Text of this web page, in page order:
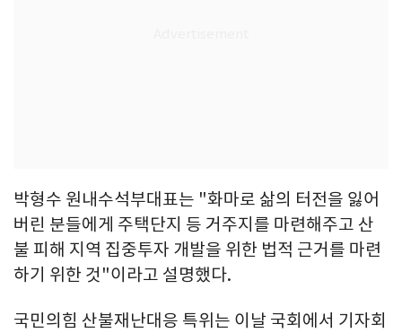
박형수 원내수석부대표는 "화마로 삶의 터전을 잃어
버린 분들에게 주택단지 등 거주지를 마련해주고 산
불 피해 지역 집중투자 개발을 위한 법적 근거를 마련
하기 위한 것"이라고 설명했다.
국민의힘 산불재난대응 특위는 이날 국회에서 기자회